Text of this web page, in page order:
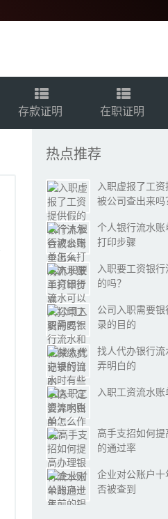
存款证明 在职证明
热点推荐
入职虚报了工
被公司查出来吗
个人银行流水
打印步骤
入职要工资银
的吗？
公司入职需要
录的目的
找人代办银行
弄明白的
入职工资流水
高手支招如何
的通过率
企业对公账户
否被查到